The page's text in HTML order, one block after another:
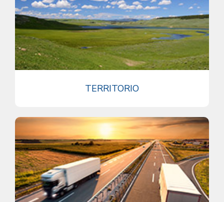
TERRITORIO